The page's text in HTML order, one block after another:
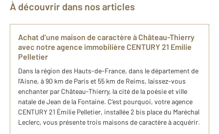
À découvrir dans nos articles
Achat d’une maison de caractère à Château-Thierry
avec notre agence immobilière CENTURY 21 Emilie
Pelletier
Dans la région des Hauts-de-France, dans le département de
l’Aisne, à 90 km de Paris et 55 km de Reims, laissez-vous
enchanter par Château-Thierry, la cité de la poésie et ville
natale de Jean de la Fontaine. C’est pourquoi, votre agence
CENTURY 21 Émilie Pelletier, installée 2 bis place du Maréchal
Leclerc, vous présente trois maisons de caractère à acquérir.